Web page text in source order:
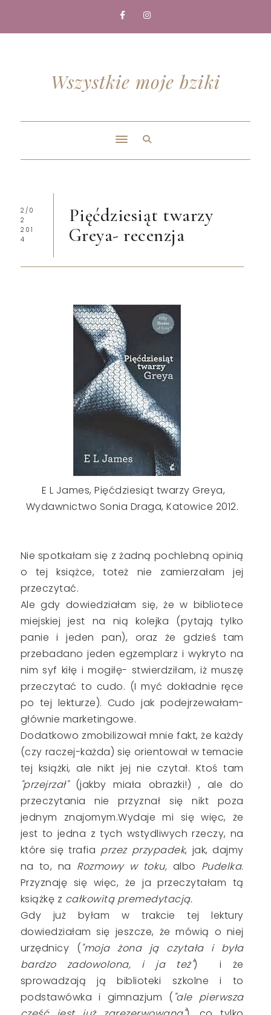
Wszystkie moje bziki
2/0
2
201
4
Pięćdziesiąt twarzy
Greya- recenzja
E L James, Pięćdziesiąt twarzy Greya,
Wydawnictwo Sonia Draga, Katowice 2012.
Nie spotkałam się z żadną pochlebną opinią
o tej książce, toteż nie zamierzałam jej
przeczytać.
Ale gdy dowiedziałam się, że w bibliotece
miejskiej jest na nią kolejka (pytają tylko
panie i jeden pan), oraz że gdzieś tam
przebadano jeden egzemplarz i wykryto na
nim syf kiłę i mogiłę- stwierdziłam, iż muszę
przeczytać to cudo. (I myć dokładnie ręce
po tej lekturze). Cudo jak podejrzewałam-
głównie marketingowe.
Dodatkowo zmobilizował mnie fakt, że każdy
(czy raczej-każda) się orientował w temacie
tej książki, ale nikt jej nie czytał. Ktoś tam
"przejrzał"(jakby miała obrazki!) , ale do
przeczytania nie przyznał się nikt poza
jednym znajomym.Wydaje mi się więc, że
jest to jedna z tych wstydliwych rzeczy, na
które się trafia przez przypadek, jak, dajmy
na to, na Rozmowy w toku, albo Pudelka.
Przyznaję się więc, że ja przeczytałam tą
książkę z całkowitą premedytacją.
Gdy już byłam w trakcie tej lektury
dowiedziałam się jeszcze, że mówią o niej
urzędnicy ("moja żona ją czytała i była
bardzo zadowolona, i ja też") i że
sprowadzają ją biblioteki szkolne i to
podstawówka i gimnazjum ( "ale pierwsza